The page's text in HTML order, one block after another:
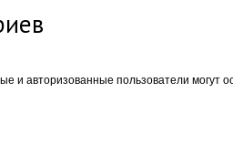
и авторизованные пользователи могут